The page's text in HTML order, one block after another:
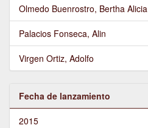
Olmedo Buenrostro, Bertha Alicia
Palacios Fonseca, Alin
Virgen Ortiz, Adolfo
Fecha de lanzamiento
2015